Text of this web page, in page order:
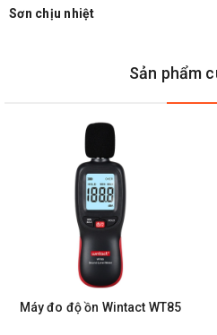
Sơn chịu nhiệt
Sản phẩm
Máy đo độ ồn Wintact WT85